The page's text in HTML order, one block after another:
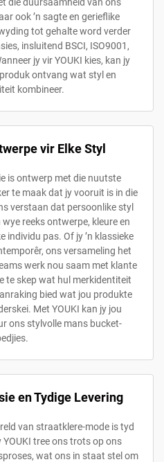
ook ’n sagte en gerieflike
tot gehalte word verder
insluitend BSCI, ISO9001,
jy vir YOUKI kies, kan jy
ontvang wat styl en
kombineer.
vir Elke Styl
is ontwerp met die nuutste
te maak dat jy vooruit is in die
verstaan dat persoonlike styl
reeks ontwerpe, kleure en
individu pas. Of jy ’n klassieke
ons versameling het
werk nou saam met klante
te skep wat hul merkidentiteit
bied wat jou produkte
Met YOUKI kan jy jou
ons stylvolle mans bucket-
en Tydige Levering
van straatklere-mode is tyd
tree ons trots op ons
wat ons in staat stel om